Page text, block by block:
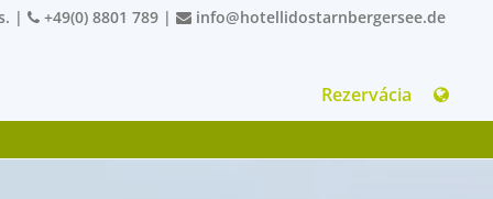
| +49(0) 8801 789 | info@hotellidostarnbergersee.de
Rezervácia